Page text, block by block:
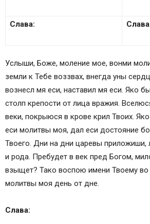
Слава:
Услыши, Боже, моление мое, вонми
земли к Тебе воззвах, внегда уны
вознесл мя еси, наставил мя еси. Яко
столп крепости от лица вражия.
веки, покрыюся в крове крил Твоих.
еси молитвы моя, дал еси достояние
Твоего. Дни на дни царевы приложиши,
и рода. Пребудет в век пред Богом,
взыщет? Тако воспою имени Твоему во
молитвы моя день от дне.
Слава: